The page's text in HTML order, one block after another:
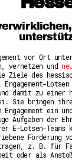
Hessen hilft
Zeig uns
Wettbewerb |
Wettbewerb |
mit Herz
8 Vereine x 80
Ausgezeichnete
Menschen des
SHARE IT:
Gestalte
Ehrenamts-Card
Engagement-
Crowdfunding -
vor Ort
vernetzen und
Ziele des
Engagement-
damit zu
Sie bringen
ein
Aufgaben der
E-Lotsen-Teams
Förderung
z. B. für
oder als